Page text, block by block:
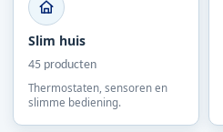
Slim huis
45 producten
Thermostaten, sensoren en
slimme bediening.